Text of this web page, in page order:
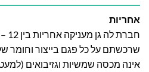
אחריות
שרכשתם על כל פגם בייצור וחומר
אינה מכסה שמשיות וגזיבואים